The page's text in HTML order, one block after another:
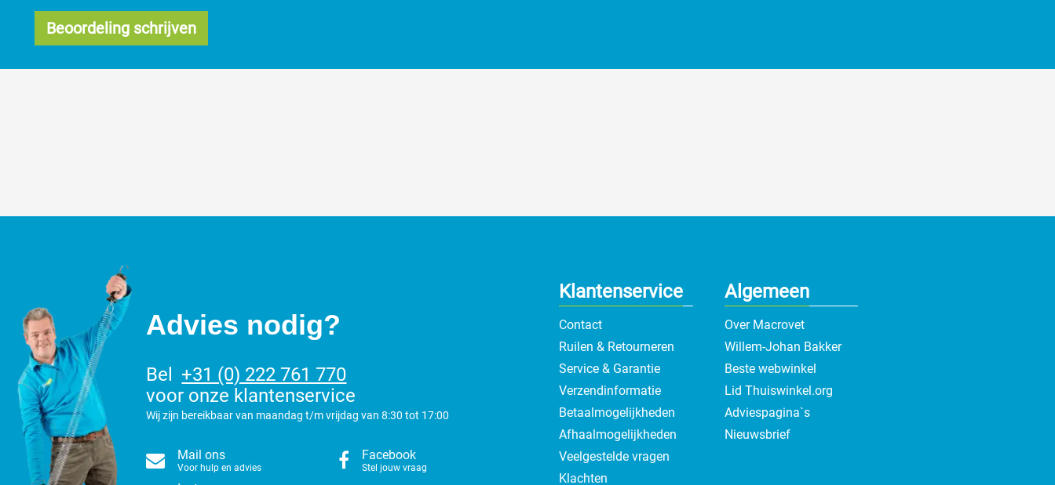
Beoordeling schrijven
Klantenservice
Contact
Ruilen & Retourneren
Service & Garantie
Verzendinformatie
Betaalmogelijkheden
Afhaalmogelijkheden
Veelgestelde vragen
Klachten
Algemeen
Over Macrovet
Willem-Johan Bakker
Beste webwinkel
Lid Thuiswinkel.org
Adviespagina`s
Nieuwsbrief
Advies nodig?
Bel
+31 (0) 222 761 770
voor onze klantenservice
Wij zijn bereikbaar van maandag t/m vrijdag van 8:30 tot 17:00
Mail ons
Voor hulp en advies
Facebook
Stel jouw vraag